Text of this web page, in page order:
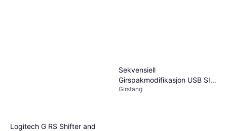
Logitech G RS Shifter and
Sekvensiell
Girspakmodifikasjon USB SIM
Girspakkuleadapter
Girstang